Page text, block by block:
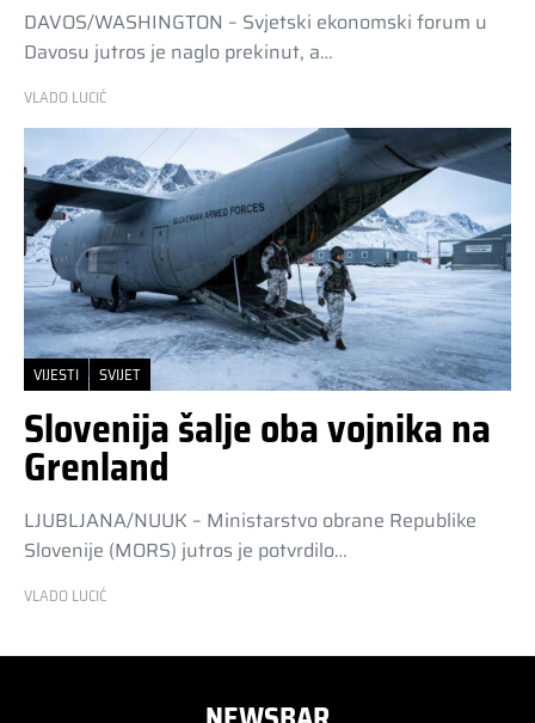
DAVOS/WASHINGTON – Svjetski ekonomski forum u
Davosu jutros je naglo prekinut, a…
VLADO LUCIĆ
VIJESTI SVIJET
Slovenija šalje oba vojnika na
Grenland
LJUBLJANA/NUUK – Ministarstvo obrane Republike
Slovenije (MORS) jutros je potvrdilo…
VLADO LUCIĆ